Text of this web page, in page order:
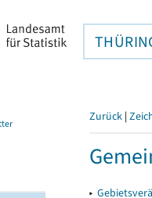
Zurück |
▸